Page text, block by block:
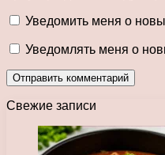
Уведомить меня о
Уведомлять меня о
Свежие записи